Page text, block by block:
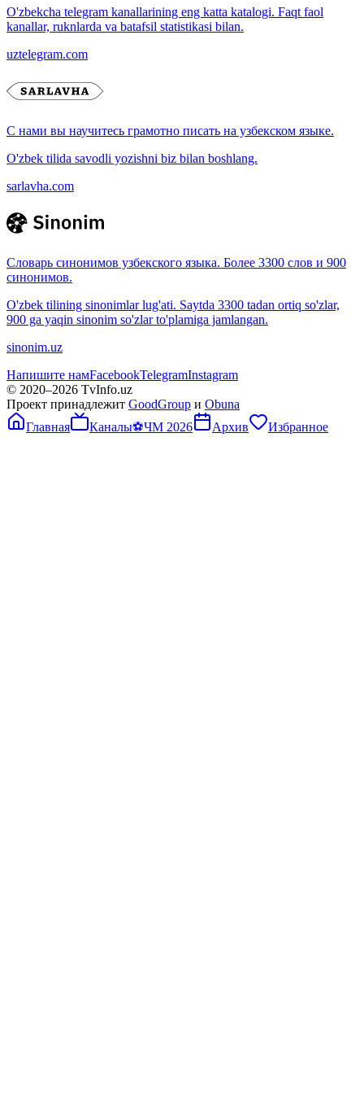
O'zbekcha telegram kanallarining eng katta katalogi. Faqt faol
kanallar, ruknlarda va batafsil statistikasi bilan.
uztelegram.com
С нами вы научитесь грамотно писать на узбекском языке.
O'zbek tilida savodli yozishni biz bilan boshlang.
sarlavha.com
Словарь синонимов узбекского языка. Более 3300 слов и 900
синонимов.
O'zbek tilining sinonimlar lug'ati. Saytda 3300 tadan ortiq so'zlar,
900 ga yaqin sinonim so'zlar to'plamiga jamlangan.
sinonim.uz
Напишите намFacebookTelegramInstagram
© 2020–2026 TvInfo.uz
Проект принадлежит GoodGroup и Obuna
Главная
Каналы⚽ЧМ 2026 Архив Избранное